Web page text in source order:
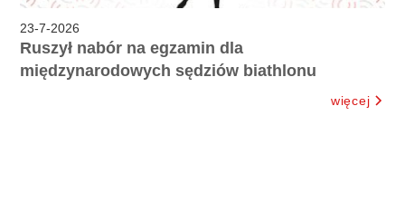
23-7-2026
Ruszył nabór na egzamin dla
międzynarodowych sędziów biathlonu
więcej